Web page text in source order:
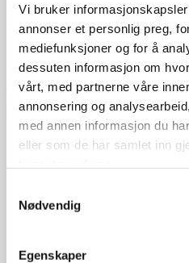
Vi bruker
annonser et personlig preg,
mediefunksjoner og for å
dessuten informasjon om
vårt, med partnerne våre
annonsering og
med annen informasjon du
eller som de har samlet inn
Nødvendig
Egenskaper
Osprey Hikelite 32 O/S Black
kr 1 450,00
kr 1
Relaterte produkter